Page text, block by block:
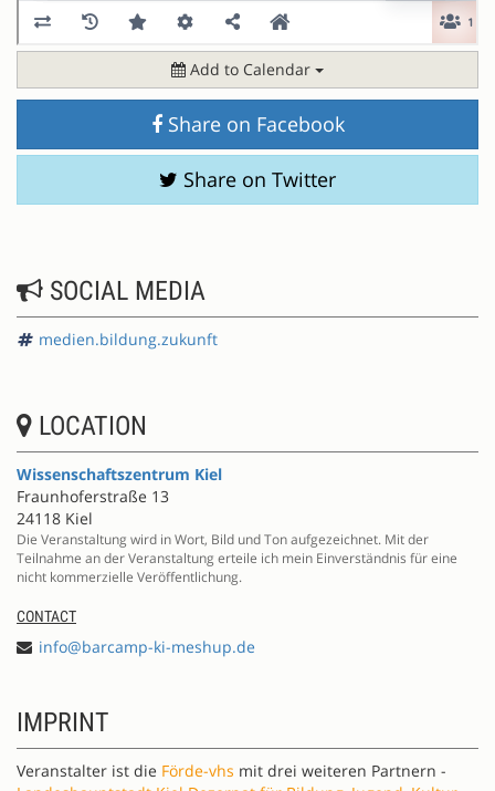
Add to Calendar
Share on Facebook
Share on Twitter
SOCIAL MEDIA
medien.bildung.zukunft
LOCATION
Wissenschaftszentrum Kiel
Fraunhoferstraße 13
24118 Kiel
Die Veranstaltung wird in Wort, Bild und Ton aufgezeichnet. Mit der
Teilnahme an der Veranstaltung erteile ich mein Einverständnis für eine
nicht kommerzielle Veröffentlichung.
CONTACT
info@barcamp-ki-meshup.de
IMPRINT
Veranstalter ist die Förde-vhs mit drei weiteren Partnern -